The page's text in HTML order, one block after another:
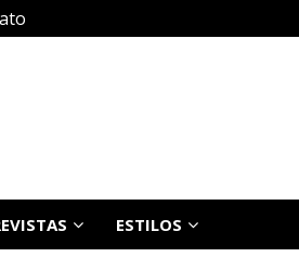
ESTILOS